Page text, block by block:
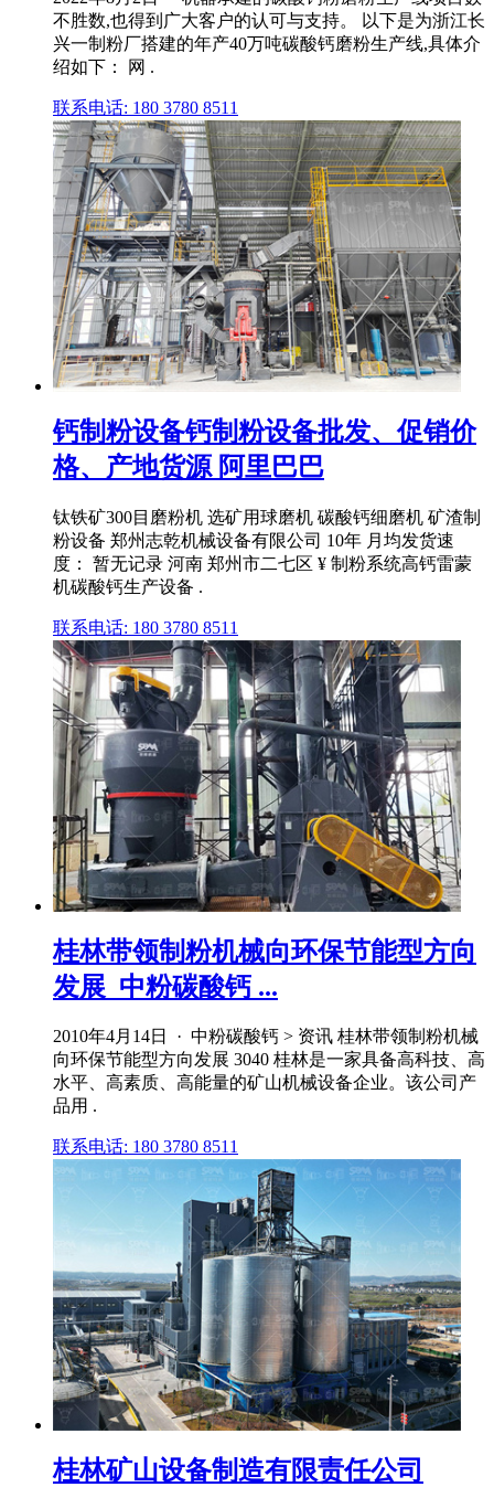
不胜数,也得到广大客户的认可与支持。 以下是为浙江长
兴一制粉厂搭建的年产40万吨碳酸钙磨粉生产线,具体介
绍如下： 网 .
联系电话: 180 3780 8511
钙制粉设备钙制粉设备批发、促销价
格、产地货源 阿里巴巴
钛铁矿300目磨粉机 选矿用球磨机 碳酸钙细磨机 矿渣制
粉设备 郑州志乾机械设备有限公司 10年 月均发货速
度： 暂无记录 河南 郑州市二七区 ¥ 制粉系统高钙雷蒙
机碳酸钙生产设备 .
联系电话: 180 3780 8511
桂林带领制粉机械向环保节能型方向
发展_中粉碳酸钙 ...
2010年4月14日 · 中粉碳酸钙 > 资讯 桂林带领制粉机械
向环保节能型方向发展 3040 桂林是一家具备高科技、高
水平、高素质、高能量的矿山机械设备企业。该公司产
品用 .
联系电话: 180 3780 8511
桂林矿山设备制造有限责任公司